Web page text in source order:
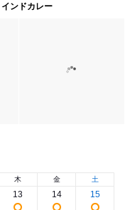
インドカレー
木
13
金
14
土
15